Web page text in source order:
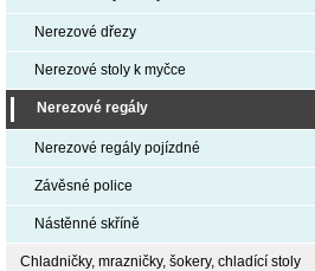
Nerezové dřezy
Nerezové stoly k myčce
Nerezové regály
Nerezové regály pojízdné
Závěsné police
Nástěnné skříně
Chladničky, mrazničky, šokery, chladící stoly